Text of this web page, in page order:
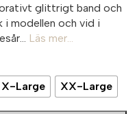
glittrigt band och
i modellen och vid i
Läs mer...
X-Large XX-Large